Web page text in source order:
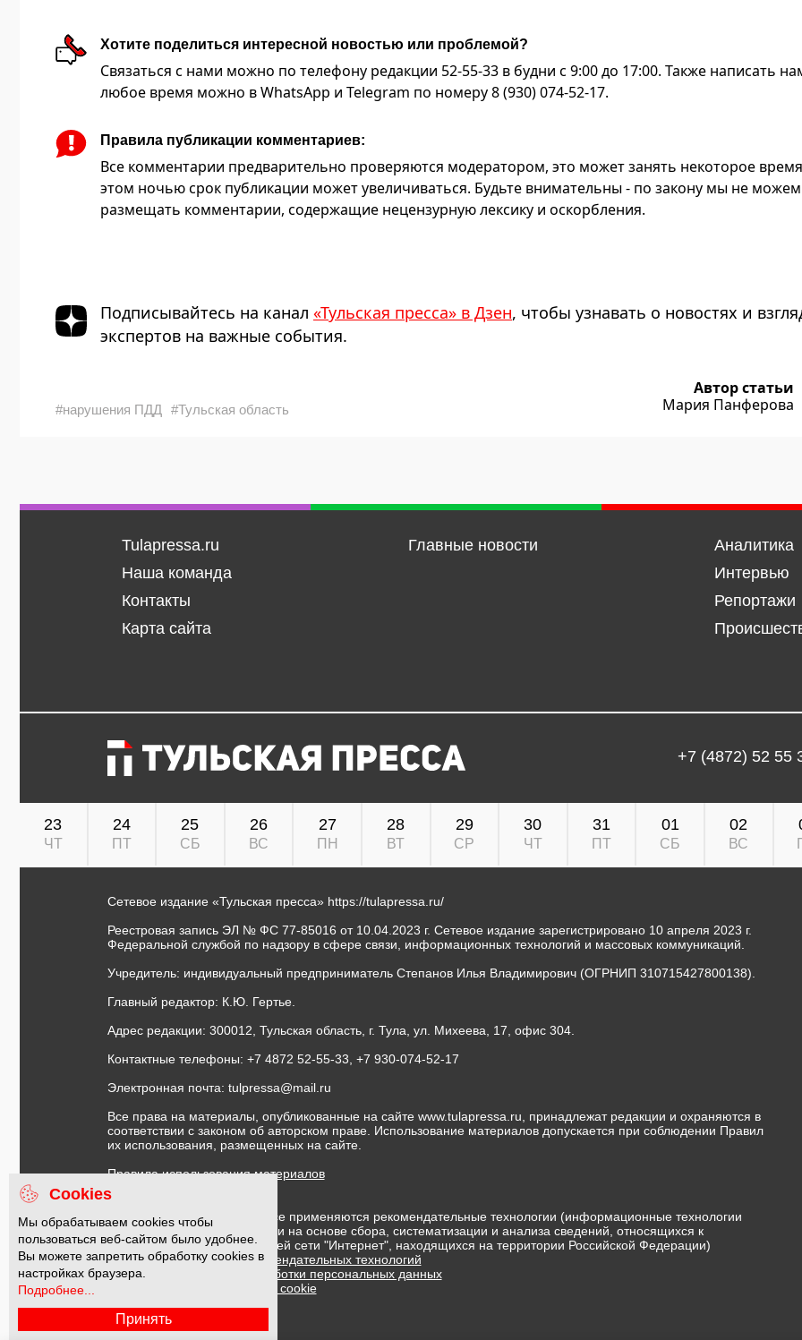
Хотите поделиться интересной новостью или проблемой?
Связаться с нами можно по телефону редакции 52-55-33 в будни с 9:00 до 17:00. Также написать
любое время можно в WhatsApp и Telegram по номеру 8 (930) 074-52-17.
Правила публикации комментариев:
Все комментарии предварительно проверяются модератором, это может занять некоторое
этом ночью срок публикации может увеличиваться. Будьте внимательны - по закону мы не можем
размещать комментарии, содержащие нецензурную лексику и оскорбления.
Подписывайтесь на канал «Тульская пресса» в Дзен, чтобы узнавать о новостях и
экспертов на важные события.
#нарушения ПДД #Тульская область
Автор статьи
Мария Панферова
Tulapressa.ru
Наша команда
Контакты
Карта сайта
Главные новости
Аналитика
Интервью
Репортажи
+7 (4872) 52 55
23
ЧТ
24
ПТ
25
СБ
26
ВС
27
ПН
28
ВТ
29
СР
30
ЧТ
31
ПТ
01
СБ
02
ВС
Сетевое издание «Тульская пресса» https://tulapressa.ru/
Реестровая запись ЭЛ № ФС 77-85016 от 10.04.2023 г. Сетевое издание зарегистрировано 10 апреля 2023 г.
Федеральной службой по надзору в сфере связи, информационных технологий и массовых коммуникаций.
Учредитель: индивидуальный предприниматель Степанов Илья Владимирович (ОГРНИП 310715427800138).
Главный редактор: К.Ю. Гертье.
Адрес редакции: 300012, Тульская область, г. Тула, ул. Михеева, 17, офис 304.
Контактные телефоны: +7 4872 52-55-33, +7 930-074-52-17
Электронная почта: tulpressa@mail.ru
Все права на материалы, опубликованные на сайте www.tulapressa.ru, принадлежат редакции и охраняются в
соответствии с законом об авторском праве. Использование материалов допускается при соблюдении Правил
их использования, размещенных на сайте.
Правила использования материалов
Договор публичной оферты
На информационном ресурсе применяются рекомендательные технологии (информационные технологии
предоставления информации на основе сбора, систематизации и анализа сведений, относящихся к
предпочтениям пользователей сети "Интернет", находящихся на территории Российской Федерации)
Правила применения рекомендательных технологий
Политика в отношении обработки персональных данных
Политика обработки файлов cookie
Cookies
Мы обрабатываем cookies чтобы
пользоваться веб-сайтом было удобнее.
Вы можете запретить обработку cookies в
настройках браузера.
Подробнее...
Принять